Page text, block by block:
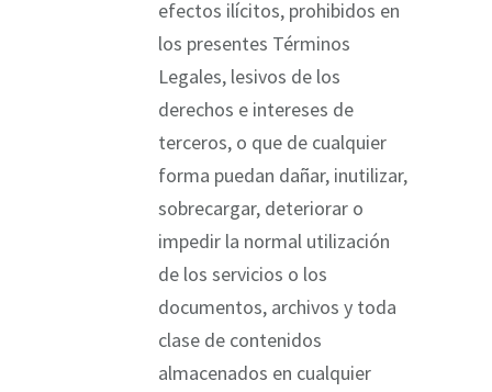
efectos ilícitos, prohibidos en
los presentes Términos
Legales, lesivos de los
derechos e intereses de
terceros, o que de cualquier
forma puedan dañar, inutilizar,
sobrecargar, deteriorar o
impedir la normal utilización
de los servicios o los
documentos, archivos y toda
clase de contenidos
almacenados en cualquier